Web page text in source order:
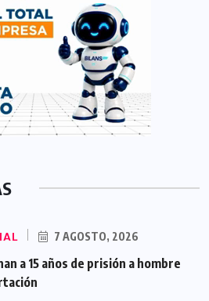
7 AGOSTO, 2026
a 15 años de prisión a hombre